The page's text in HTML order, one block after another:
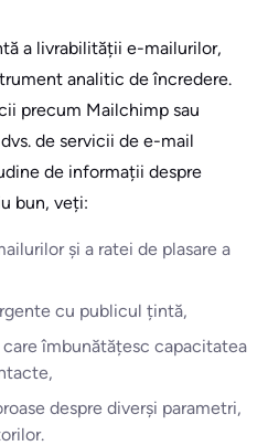
a livrabilității e-mailurilor,
analitic de încredere.
precum Mailchimp sau
de servicii de e-mail
de informații despre
bun, veți:
și a ratei de plasare a
cu publicul țintă,
îmbunătățesc capacitatea
despre diverși parametri,